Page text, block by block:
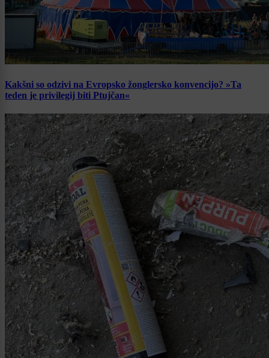
Kakšni so odzivi na Evropsko žonglersko konvencijo? »Ta
teden je privilegij biti Ptujčan«